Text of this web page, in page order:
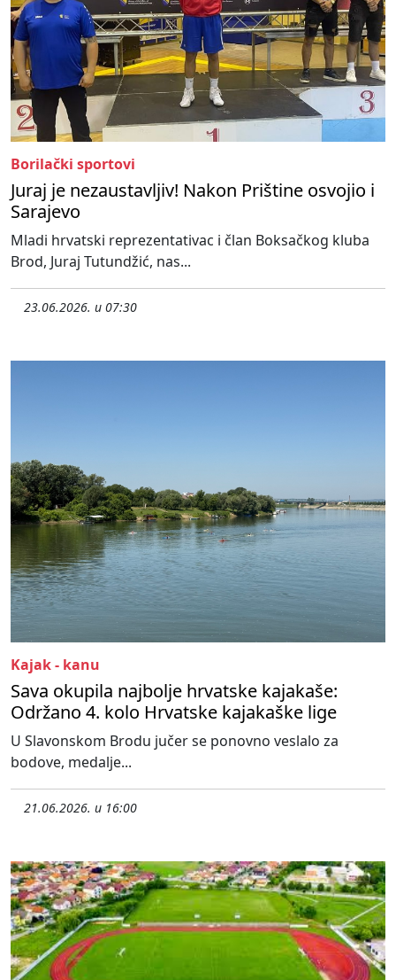
Borilački sportovi
Juraj je nezaustavljiv! Nakon Prištine osvojio i
Sarajevo
Mladi hrvatski reprezentativac i član Boksačkog kluba
Brod, Juraj Tutundžić, nas...
23.06.2026. u 07:30
Kajak - kanu
Sava okupila najbolje hrvatske kajakaše:
Održano 4. kolo Hrvatske kajakaške lige
U Slavonskom Brodu jučer se ponovno veslalo za
bodove, medalje...
21.06.2026. u 16:00